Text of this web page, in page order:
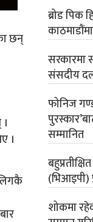
छन्
।
ब्रोड पिक
सरकारमा
संसदीय
फोनिज
सम्मानित
(भिआइपी)
शोकमा